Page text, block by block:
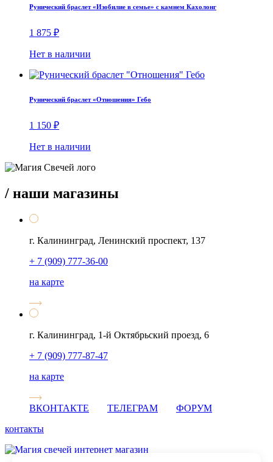
Рунический браслет «Изобилие в семье» с камнем Кахолонг
1 875 ₽
Нет в наличии
Рунический браслет «Отношения» Гебо
1 150 ₽
Нет в наличии
/ наши магазины
г. Калининград, Ленинский проспект, 137
+ 7 (909) 777-36-00
на карте
г. Калининград, 1-й Октябрьский проезд, 6
+ 7 (909) 777-87-47
на карте
ВКОНТАКТЕ ТЕЛЕГРАМ
ФОРУМ
контакты